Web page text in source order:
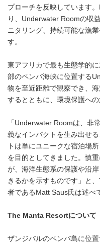
プローチを反映しています
り、Underwater Roomの収
ニタリング、持続可能な漁
す。
東アフリカで最も生態学的
部のペンバ海峡に位置する
物を至近距離で観察でき、
するとともに、環境保護への
「Underwater Roomは、非
義なインパクトを生み出せ
トは単にユニークな宿泊場
を目的としてきました。慎
が、海洋生態系の保護や沿
きるかを示すものです」と
者であるMatt Saus氏は述べ
The Manta Resortについて
ザンジバルのペンバ島に位